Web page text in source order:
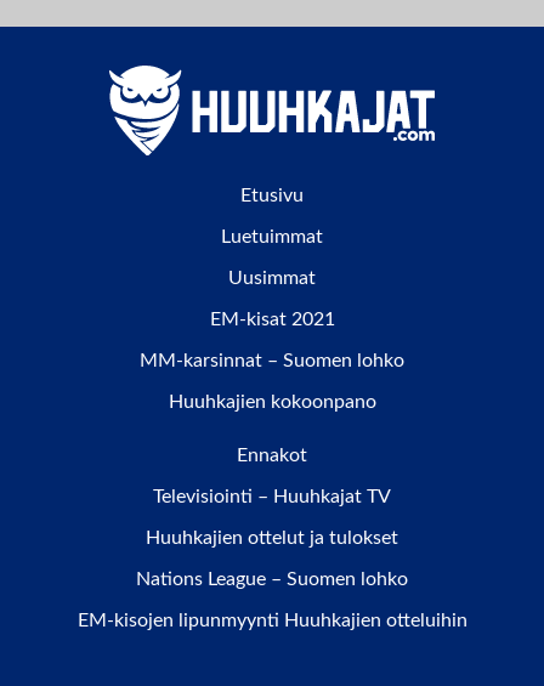
Etusivu
Luetuimmat
Uusimmat
EM-kisat 2021
MM-karsinnat – Suomen lohko
Huuhkajien kokoonpano
Ennakot
Televisiointi – Huuhkajat TV
Huuhkajien ottelut ja tulokset
Nations League – Suomen lohko
EM-kisojen lipunmyynti Huuhkajien otteluihin